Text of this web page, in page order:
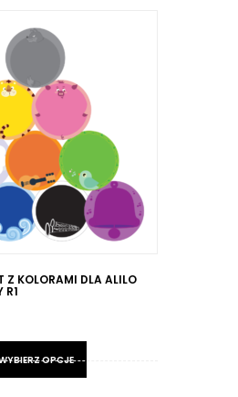
produkt
ma
wiele
wariantów.
Opcje
można
wybrać
na
stronie
produktu
Z KOLORAMI DLA ALILO
R1
OPCJE